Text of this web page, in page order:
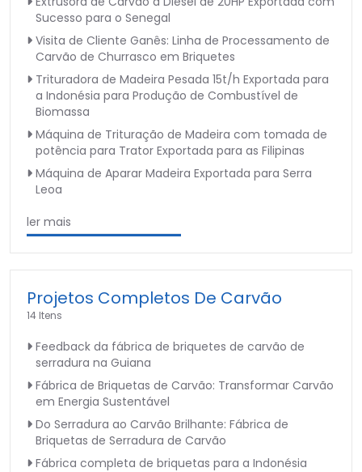
Sucesso para o Senegal
Visita de Cliente Ganês: Linha de Processamento de
Carvão de Churrasco em Briquetes
Trituradora de Madeira Pesada 15t/h Exportada para
a Indonésia para Produção de Combustível de
Biomassa
Máquina de Trituração de Madeira com tomada de
potência para Trator Exportada para as Filipinas
Máquina de Aparar Madeira Exportada para Serra
Leoa
ler mais
Projetos Completos De Carvão
14 Itens
Feedback da fábrica de briquetes de carvão de
serradura na Guiana
Fábrica de Briquetas de Carvão: Transformar Carvão
em Energia Sustentável
Do Serradura ao Carvão Brilhante: Fábrica de
Briquetas de Serradura de Carvão
Fábrica completa de briquetas para a Indonésia